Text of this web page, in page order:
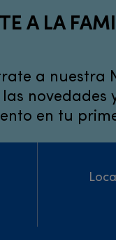
A LA
a nuestra
novedades
en tu